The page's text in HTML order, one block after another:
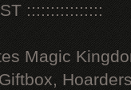
::::::::::::::::
Magic